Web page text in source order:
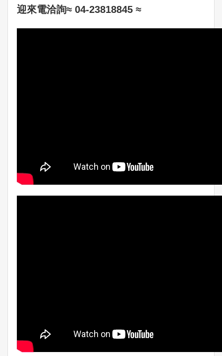
迎來電洽詢≈ 04-23818845 ≈